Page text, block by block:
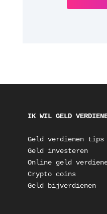
IK WIL GELD
Geld verdienen tips
Geld investeren
Online geld
Crypto coins
Geld bijverdienen